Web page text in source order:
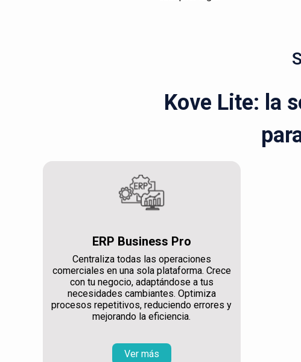
Kove Lite: la
ERP Business Pro
Centraliza todas las operaciones
comerciales en una sola plataforma. Crece
con tu negocio, adaptándose a tus
necesidades cambiantes. Optimiza
procesos repetitivos, reduciendo errores y
mejorando la eficiencia.
Ver más